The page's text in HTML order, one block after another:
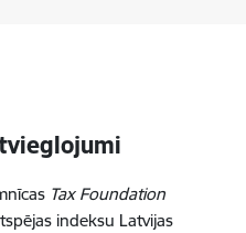
Tax Foundation
indeksu Latvijas